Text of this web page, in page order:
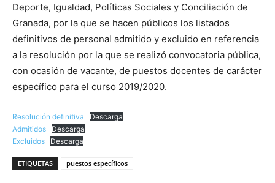
Deporte, Igualdad, Políticas Sociales y Conciliación de
Granada, por la que se hacen públicos los listados
definitivos de personal admitido y excluido en referencia
a la resolución por la que se realizó convocatoria pública,
con ocasión de vacante, de puestos docentes de carácter
específico para el curso 2019/2020.
Resolución definitiva
Descarga
Admitidos
Descarga
Excluidos
Descarga
ETIQUETAS puestos específicos